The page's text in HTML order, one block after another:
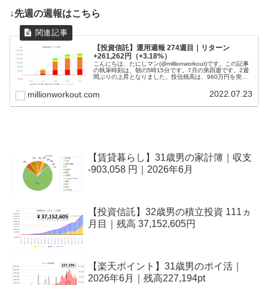
↓先週の週報はこちら
【投資信託】運用週報 274週目｜リターン
+261,262円（+3.18%）
こんにちは、たにしマン(@millionworkout)です。この記事
の執筆時刻は、朝の5時15分です。7月の第四週です。2週
間ぶりの上昇となりました。投信残高は、960万円を突破
millionworkout.com 2022.07.23
【賃貸暮らし】31歳男の家計簿｜収支
-903,058 円｜2026年6月
【投資信託】32歳男の積立投資 111ヵ
月目｜残高 37,152,605円
【楽天ポイント】31歳男のポイ活｜
2026年6月｜残高227,194pt